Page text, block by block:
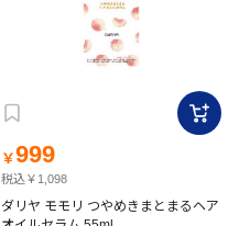
￥999
税込￥1,098
ダリヤ モモリ つやめきまとまるヘア